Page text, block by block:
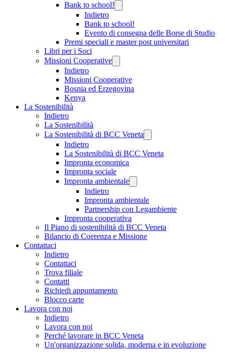
Bank to school!
Indietro
Bank to school!
Evento di consegna delle Borse di Studio
Premi speciali e master post universitari
Libri per i Soci
Missioni Cooperative
Indietro
Missioni Cooperative
Bosnia ed Erzegovina
Kenya
La Sostenibilità
Indietro
La Sostenibilità
La Sostenibilità di BCC Veneta
Indietro
La Sostenibilità di BCC Veneta
Impronta economica
Impronta sociale
Impronta ambientale
Indietro
Impronta ambientale
Partnership con Legambiente
Impronta cooperativa
Il Piano di sostenibilità di BCC Veneta
Bilancio di Coerenza e Missione
Contattaci
Indietro
Contattaci
Trova filiale
Contatti
Richiedi appuntamento
Blocco carte
Lavora con noi
Indietro
Lavora con noi
Perché lavorare in BCC Veneta
Un'organizzazione solida, moderna e in evoluzione